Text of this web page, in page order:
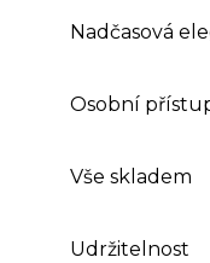
Nadčasová
Osobní
Vše skladem
Udržitelnost